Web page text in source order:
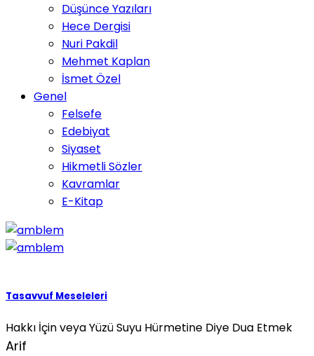
Düşünce Yazıları
Hece Dergisi
Nuri Pakdil
Mehmet Kaplan
İsmet Özel
Genel
Felsefe
Edebiyat
Siyaset
Hikmetli Sözler
Kavramlar
E-Kitap
Tasavvuf Meseleleri
Hakkı İçin veya Yüzü Suyu Hürmetine Diye Dua Etmek
Arif